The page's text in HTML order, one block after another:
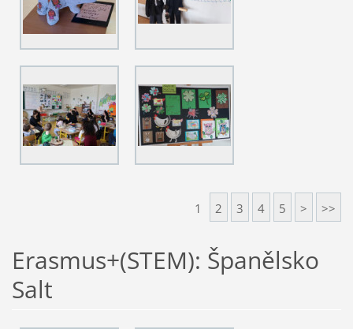
1 2 3 4 5 > >>
Erasmus+(STEM): Španělsko
Salt